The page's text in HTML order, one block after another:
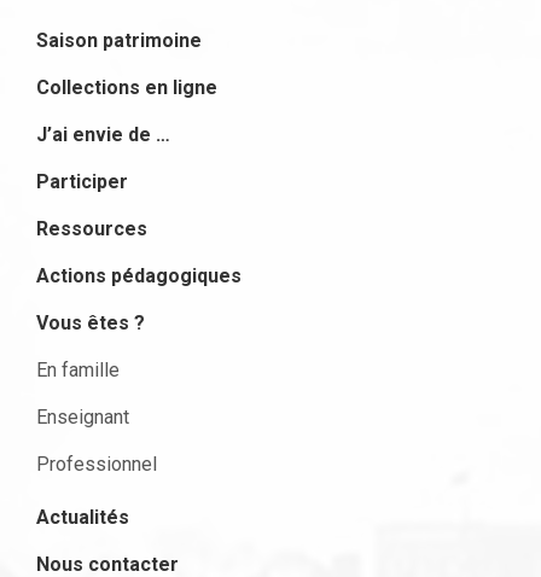
Saison patrimoine
Collections en ligne
J’ai envie de …
Participer
Ressources
Actions pédagogiques
Vous êtes ?
En famille
Enseignant
Professionnel
Actualités
Nous contacter